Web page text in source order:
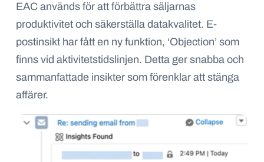
EAC används för att förbättra säljarnas
produktivitet och säkerställa datakvalitet. E-
postinsikt har fått en ny funktion, ‘Objection’ som
finns vid aktivitetstidslinjen. Detta ger snabba och
sammanfattade insikter som förenklar att stänga
affärer.